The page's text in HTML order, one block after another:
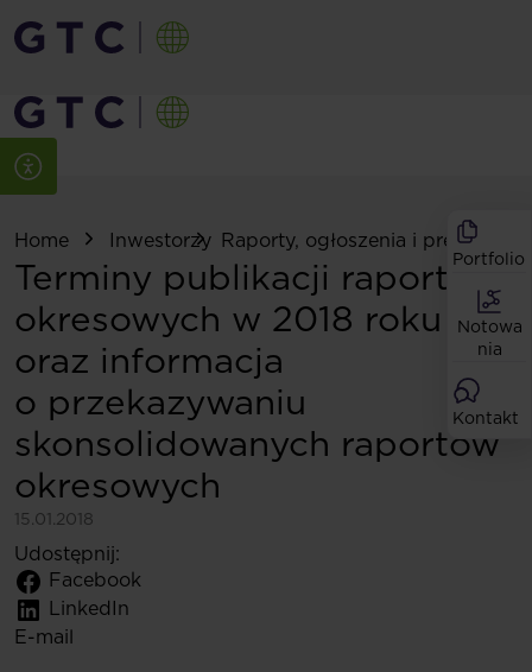
Portfolio
Notowa
nia
Kontakt
Home Inwestorzy Raporty, ogłoszenia i prezentacje
Terminy publikacji raportów
okresowych w 2018 roku
oraz informacja
o przekazywaniu
skonsolidowanych raportów
okresowych
15.01.2018
Udostępnij:
Facebook
LinkedIn
E-mail